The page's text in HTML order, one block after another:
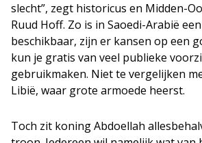
slecht”, zegt historicus en Midden-
Ruud Hoff. Zo is in Saoedi-Arabië
beschikbaar, zijn er kansen op een
kun je gratis van veel publieke
gebruikmaken. Niet te vergelijken
Libië, waar grote armoede heerst.
Toch zit koning Abdoellah